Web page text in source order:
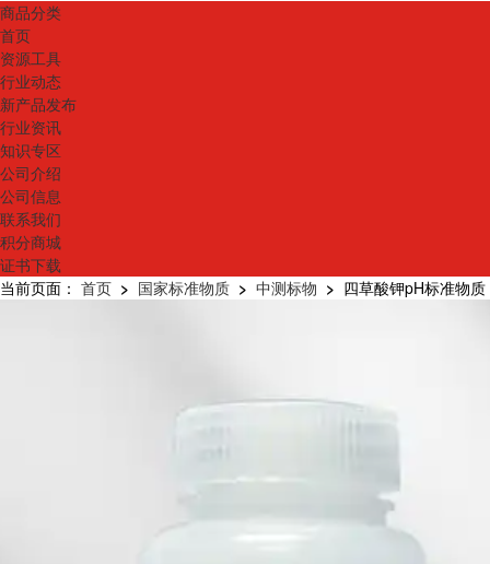
商品分类
首页
资源工具
行业动态
新产品发布
行业资讯
知识专区
公司介绍
公司信息
联系我们
积分商城
证书下载
当前页面： 首页 > 国家标准物质 > 中测标物 > 四草酸钾pH标准物质